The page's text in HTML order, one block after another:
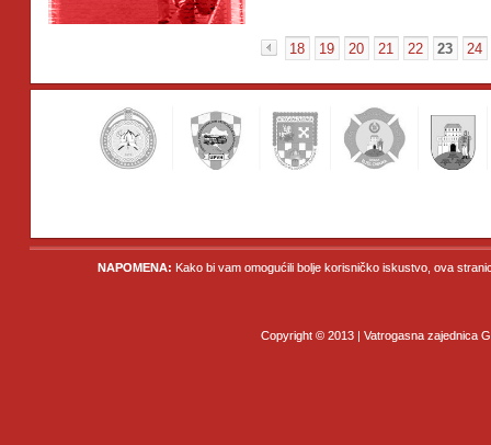
«
18 19 20 21 22 23 24
NAPOMENA: Kako bi vam omogućili bolje korisničko iskustvo, ova
Copyright © 2013 | Vatrogasna zajednica